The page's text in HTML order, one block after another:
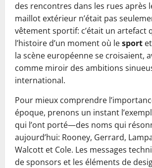
des rencontres dans les rues après
maillot extérieur n’était pas
vêtement sportif: c’était un artefact
l’histoire d’un moment où lesport
la scène européenne se croisaient,
comme miroir des ambitions
international.
Pour mieux comprendre
époque, prenons un instant
qui l’ont porté—des noms qui
aujourd’hui: Rooney, Gerrard,
Walcott et Cole. Les messages
de sponsors et les éléments de